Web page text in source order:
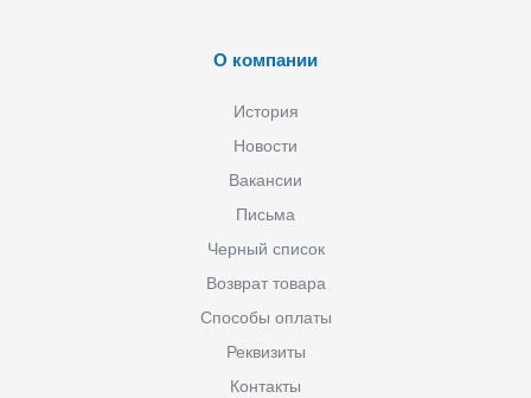
О компании
История
Новости
Вакансии
Письма
Черный список
Возврат товара
Способы оплаты
Реквизиты
Контакты